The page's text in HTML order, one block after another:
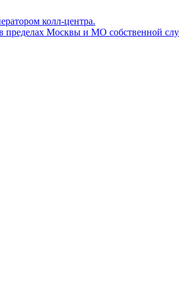
колл-центра.
в пределах Москвы и МО собственной